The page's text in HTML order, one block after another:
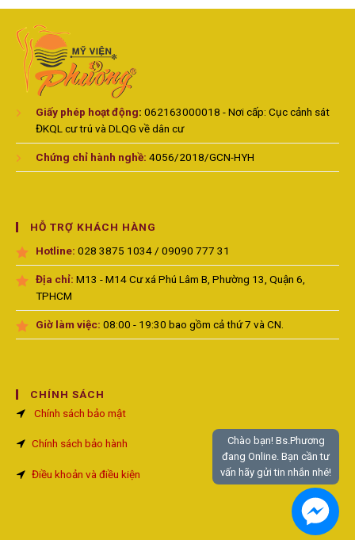
Giấy phép hoạt động: 062163000018 - Nơi cấp: Cục cảnh sát
ĐKQL cư trú và DLQG về dân cư
Chứng chỉ hành nghề: 4056/2018/GCN-HYH
HỖ TRỢ KHÁCH HÀNG
Hotline: 028 3875 1034 / 09090 777 31
Địa chỉ: M13 - M14 Cư xá Phú Lâm B, Phường 13, Quận 6,
TPHCM
Giờ làm việc: 08:00 - 19:30 bao gồm cả thứ 7 và CN.
CHÍNH SÁCH
Chính sách bảo mật
Chính sách bảo hành
Điều khoản và điều kiện
Chào bạn! Bs.Phương
đang Online. Bạn cần tư
vấn hãy gửi tin nhắn nhé!